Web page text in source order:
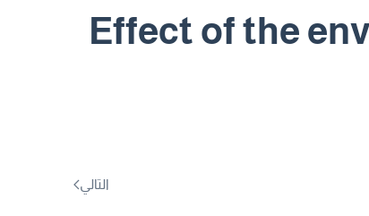
Effect of the
التالي